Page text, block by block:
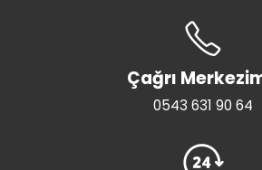
Çağrı
0543 631 90 64